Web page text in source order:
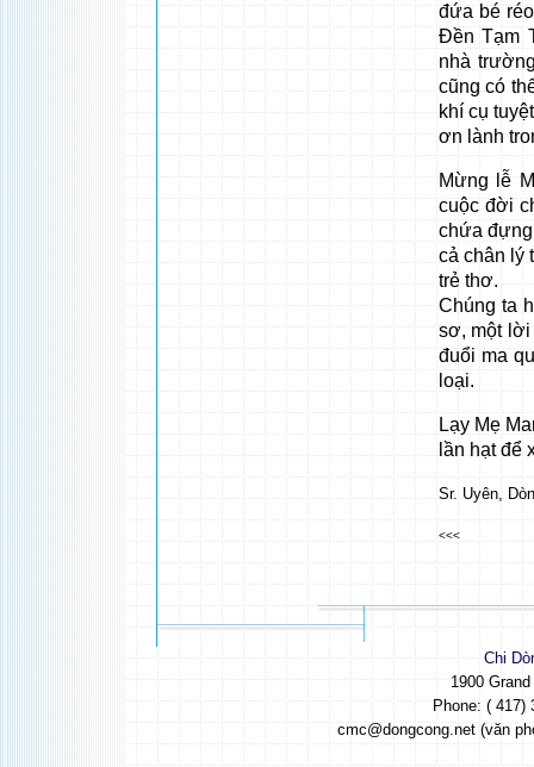
đứa bé
Đền Tạm
nhà
cũng có
khí cụ
ơn lành
Mừng lễ
cuộc đời
chứa
cả chân lý
trẻ thơ.
Chúng ta
sơ, một lời
đuổi ma
loại.
Lạy Mẹ
lần hạt để
Sr. Uyên,
<<<
Chi
1900
Phone: ( 417)
cmc@dongcong.net (văn